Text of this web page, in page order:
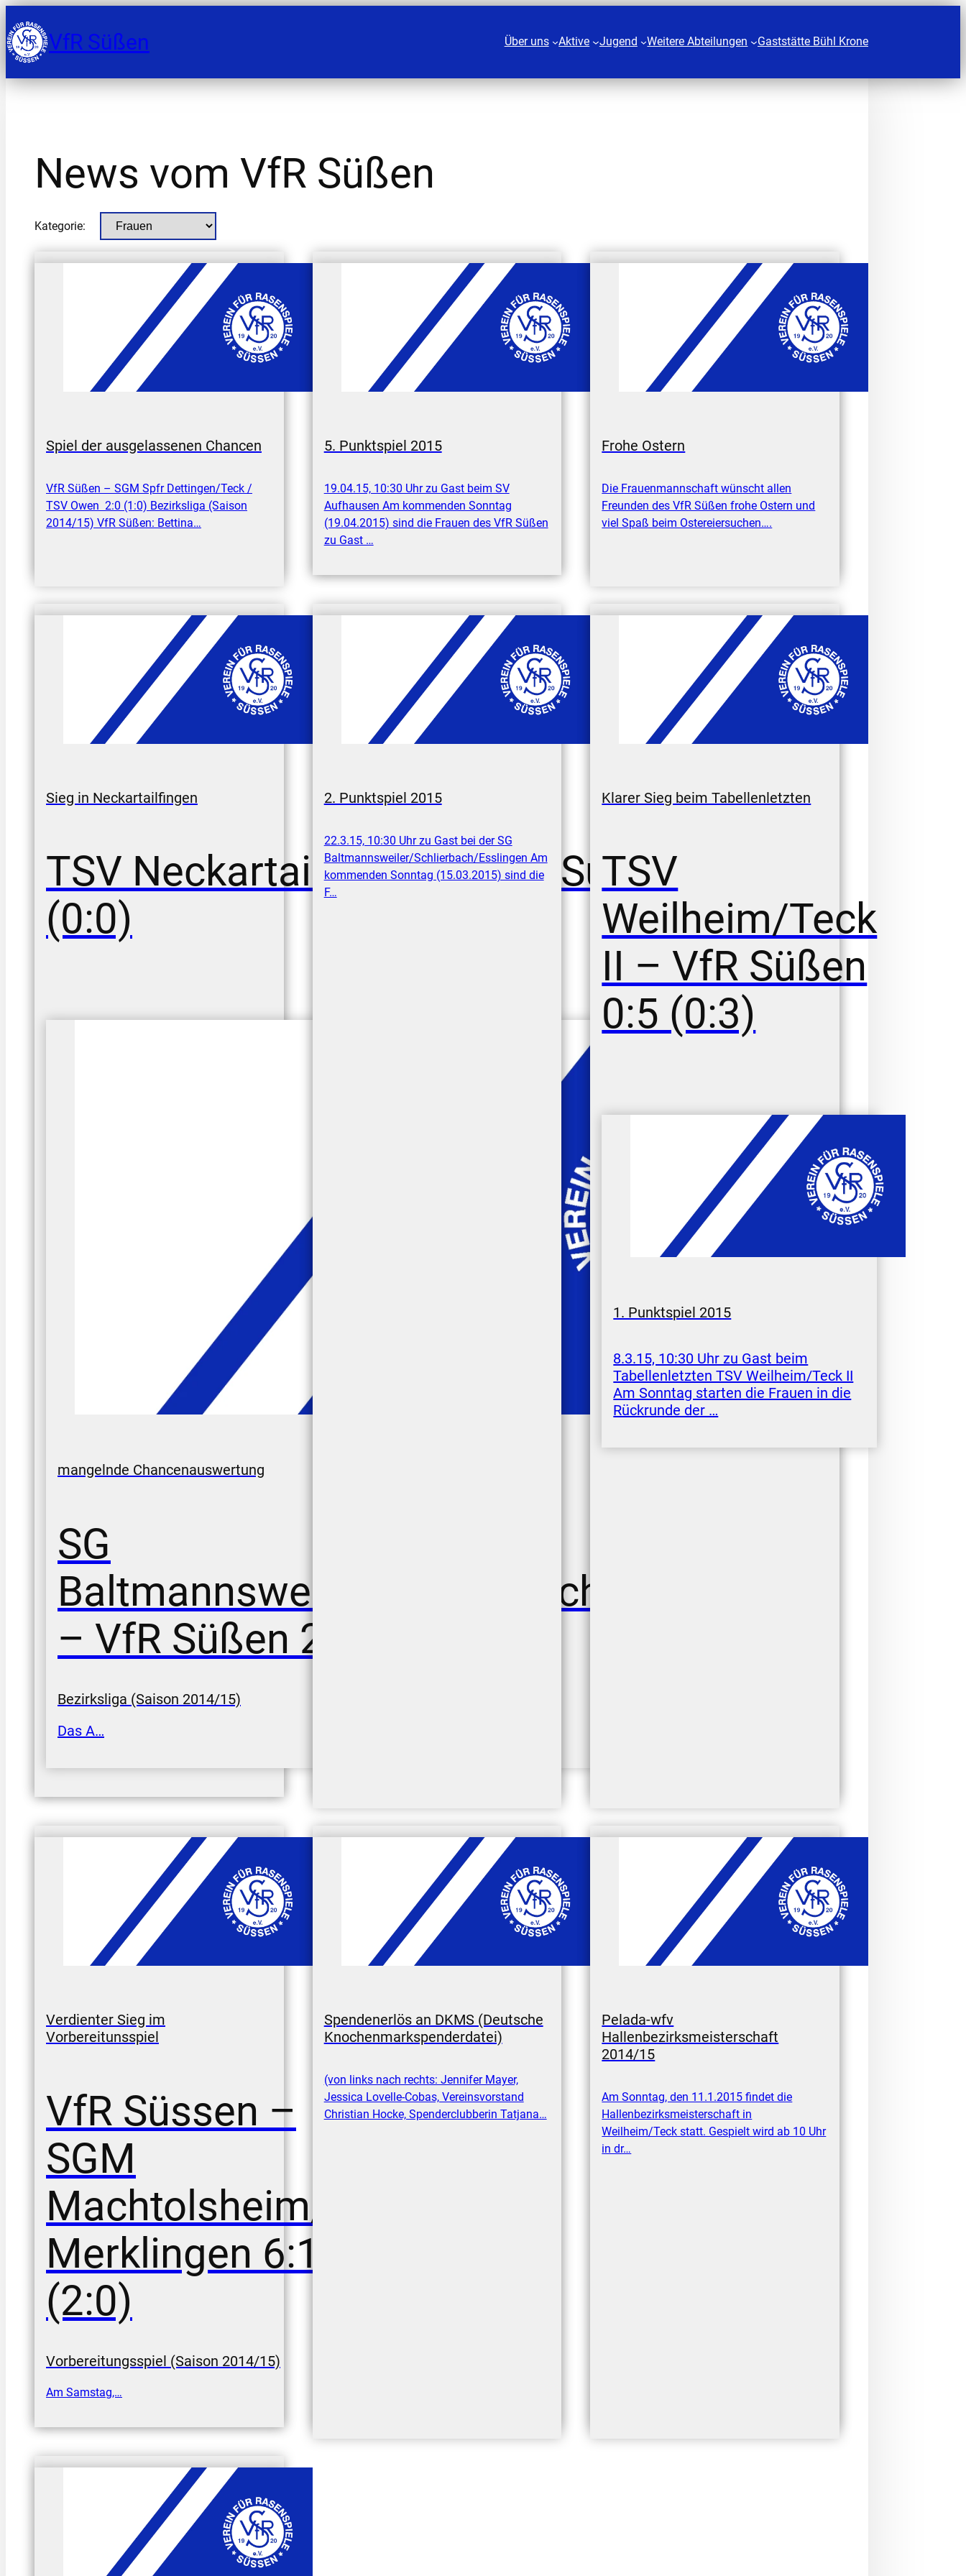
Inhalt
springenVfR Süßen Über uns Aktive Jugend Weitere Abteilungen Gaststätte Bühl Krone
News vom VfR Süßen
Kategorie:
Spiel der ausgelassenen Chancen
VfR Süßen – SGM Spfr Dettingen/Teck /
TSV Owen 2:0 (1:0) Bezirksliga (Saison
2014/15) VfR Süßen: Bettina…
5. Punktspiel 2015
19.04.15, 10:30 Uhr zu Gast beim SV
Aufhausen Am kommenden Sonntag
(19.04.2015) sind die Frauen des VfR Süßen
zu Gast …
Frohe Ostern
Die Frauenmannschaft wünscht allen
Freunden des VfR Süßen frohe Ostern und
viel Spaß beim Ostereiersuchen….
Sieg in Neckartailfingen
TSV Neckartailfingen – VfR Süßen 0:2
(0:0)
mangelnde Chancenauswertung
SG
Baltmannsweiler/Schlierbach/Esslingen
– VfR Süßen 2:0 (0:0)
Bezirksliga (Saison 2014/15)
Das A…
2. Punktspiel 2015
22.3.15, 10:30 Uhr zu Gast bei der SG
Baltmannsweiler/Schlierbach/Esslingen Am
kommenden Sonntag (15.03.2015) sind die
F…
Klarer Sieg beim Tabellenletzten
TSV
Weilheim/Teck
II – VfR Süßen
0:5 (0:3)
1. Punktspiel 2015
8.3.15, 10:30 Uhr zu Gast beim
Tabellenletzten TSV Weilheim/Teck II
Am Sonntag starten die Frauen in die
Rückrunde der …
Verdienter Sieg im
Vorbereitunsspiel
VfR Süssen –
SGM
Machtolsheim/
Merklingen 6:1
(2:0)
Vorbereitungsspiel (Saison 2014/15)
Am Samstag,…
Spendenerlös an DKMS (Deutsche
Knochenmarkspenderdatei)
(von links nach rechts: Jennifer Mayer,
Jessica Lovelle-Cobas, Vereinsvorstand
Christian Hocke, Spenderclubberin Tatjana…
Pelada-wfv
Hallenbezirksmeisterschaft
2014/15
Am Sonntag, den 11.1.2015 findet die
Hallenbezirksmeisterschaft in
Weilheim/Teck statt. Gespielt wird ab 10 Uhr
in dr…